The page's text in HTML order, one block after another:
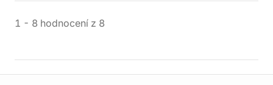
1 - 8 hodnocení z 8